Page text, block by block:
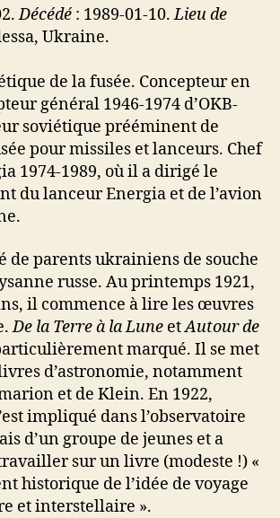
Décédé : 1989-01-10.Lieu de
Ukraine.
de la fusée. Concepteur en
général 1946-1974 d’OKB-
soviétique prééminent de
pour missiles et lanceurs. Chef
1974-1989, où il a dirigé le
du lanceur Energia et de l’avion
de parents ukrainiens de souche
russe. Au printemps 1921,
il commence à lire les œuvres
De la Terre à la Lune etAutour de
marqué. Il se met
d’astronomie, notamment
et de Klein. En 1922,
impliqué dans l’observatoire
d’un groupe de jeunes et a
sur un livre (modeste !) «
historique de l’idée de voyage
et interstellaire ».